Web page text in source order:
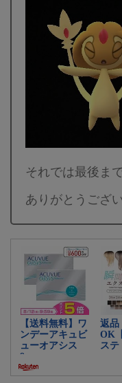
それでは最後ま
ありがとうござ